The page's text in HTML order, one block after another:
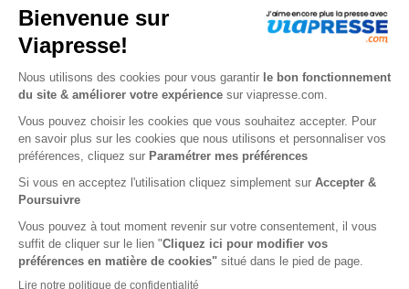
Mandalas style n° 14
Je choisis un support
Papier
Je choisis une durée
Abonnement 1 an
4 n° • Papier